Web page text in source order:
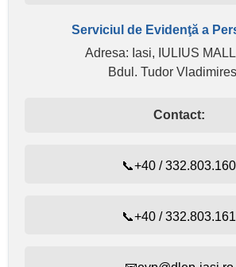
Serviciul de Evidenţă a
Adresa: Iasi, IULIUS
Bdul. Tudor
Contact:
📞+40 / 332.803.160
📞+40 / 332.803.161